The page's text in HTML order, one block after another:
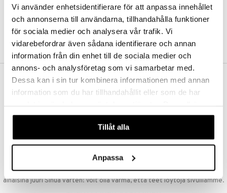
Vi använder enhetsidentifierare för att anpassa innehållet
och annonserna till användarna, tillhandahålla funktioner
för sociala medier och analysera vår trafik. Vi
vidarebefordrar även sådana identifierare och annan
information från din enhet till de sociala medier och
annons- och analysföretag som vi samarbetar med.
Dessa kan i sin tur kombinera informationen med annan
information som du har tillhandahållit eller som de har
våra cookies vid fortsatt användande av vår webbplats.
Tillåt alla
Anpassa
LUO ASIAKAS
ILMAINEN TOIMITUS YLI 50 €
NOPEAT TOIMITUKSET
päivänä
EDULLISET HINNAT
Ostamalla suuria eriä tuotteita varastoomme voimme pitää hinnat
alhaisina juuri Sinua varten! Voit olla varma, että teet löytöjä sivuillamme.